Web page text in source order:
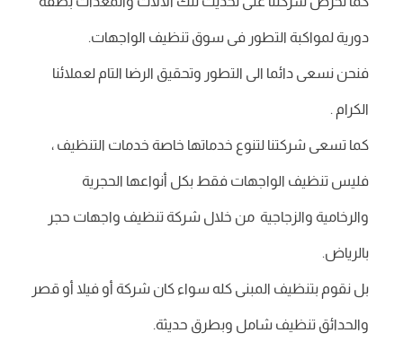
دورية لمواكبة التطور فى سوق تنظيف الواجهات.
فنحن نسعى دائما الى التطور وتحقيق الرضا التام لعملائنا
الكرام .
كما تسعى شركتنا لتنوع خدماتها خاصة خدمات التنظيف ،
فليس تنظيف الواجهات فقط بكل أنواعها الحجرية
والرخامية والزجاجية من خلال شركة تنظيف واجهات حجر
بالرياض.
بل نقوم بتنظيف المبنى كله سواء كان شركة أو فيلا أو قصر
والحدائق تنظيف شامل وبطرق حديثة.